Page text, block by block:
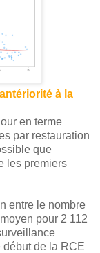
à la
en terme
par restauration
que
les premiers
entre le nombre
pour 2 112
de la RCE